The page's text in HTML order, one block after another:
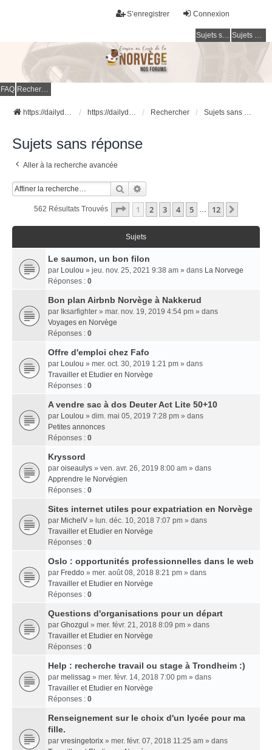
Connexion
S’enregistrer
Sujets sans réponse Sujets actifs
FAQ Rechercher
https://dailydigesthub.com https://dailydigesthub.com Rechercher Sujets sans réponse
Sujets sans réponse
Aller à la recherche avancée
Rechercher
562 Résultats Trouvés Page 1Sur
1 2 3 4 5 … 12
Sujets
Le saumon, un bon filon
par Loulou » jeu. nov. 25, 2021 9:38 am » dans La Norvege
Réponses : 0
Bon plan Airbnb Norvège à Nakkerud
par Iksarfighter » mar. nov. 19, 2019 4:54 pm » dans
Voyages en Norvège
Réponses : 0
Offre d'emploi chez Fafo
par Loulou » mer. oct. 30, 2019 1:21 pm » dans
Travailler et Etudier en Norvège
Réponses : 0
A vendre sac à dos Deuter Act Lite 50+10
par Loulou » dim. mai 05, 2019 7:28 pm » dans
Petites annonces
Réponses : 0
Kryssord
par oiseaulys » ven. avr. 26, 2019 8:00 am » dans
Apprendre le Norvégien
Réponses : 0
Sites internet utiles pour expatriation en Norvège
par MichelV » lun. déc. 10, 2018 7:07 pm » dans
Travailler et Etudier en Norvège
Réponses : 0
Oslo : opportunités professionnelles dans le web
par Freddo » mer. août 08, 2018 8:21 pm » dans
Travailler et Etudier en Norvège
Réponses : 0
Questions d'organisations pour un départ
par Ghozgul » mer. févr. 21, 2018 8:09 pm » dans
Travailler et Etudier en Norvège
Réponses : 0
Help : recherche travail ou stage à Trondheim :)
par melissag » mer. févr. 14, 2018 7:00 pm » dans
Travailler et Etudier en Norvège
Réponses : 0
Renseignement sur le choix d'un lycée pour ma
fille.
par vresingetorix » mer. févr. 07, 2018 11:25 am » dans